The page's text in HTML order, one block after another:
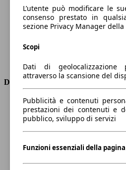
Coppia
300 nm
Cilindrata
1598
Carburante
Trasmissione
Dimensioni
Lunghezza
Altezza
Larghezza
Peso massimo
-
L’utente può modificare le
consenso prestato in
sezione Privacy Manager
Scopi
Dati di geolocalizzazione
attraverso la scansione del
Pubblicità e contenuti
prestazioni dei contenuti e
pubblico, sviluppo di servizi
Funzioni essenziali della pagina